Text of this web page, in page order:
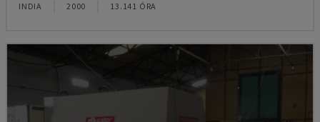
INDIA 2000 13.141 ÓRA